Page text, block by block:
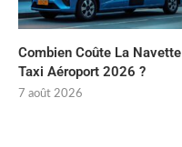
Combien Coûte La Navette
Taxi Aéroport 2026 ?
7 août 2026